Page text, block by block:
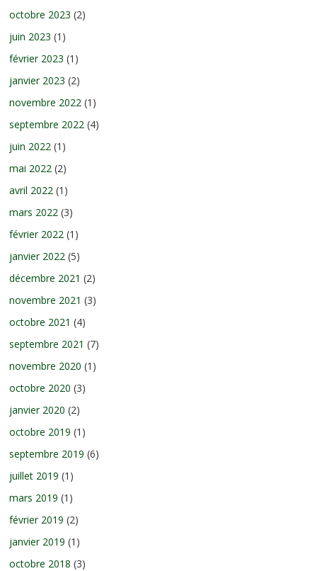
octobre 2023 (2)
juin 2023 (1)
février 2023 (1)
janvier 2023 (2)
novembre 2022 (1)
septembre 2022 (4)
juin 2022 (1)
mai 2022 (2)
avril 2022 (1)
mars 2022 (3)
février 2022 (1)
janvier 2022 (5)
décembre 2021 (2)
novembre 2021 (3)
octobre 2021 (4)
septembre 2021 (7)
novembre 2020 (1)
octobre 2020 (3)
janvier 2020 (2)
octobre 2019 (1)
septembre 2019 (6)
juillet 2019 (1)
mars 2019 (1)
février 2019 (2)
janvier 2019 (1)
octobre 2018 (3)